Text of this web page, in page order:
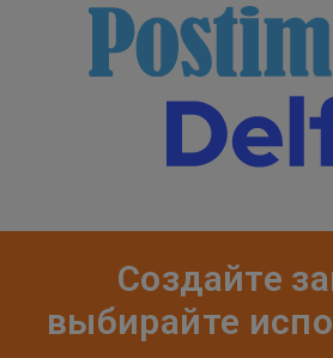
Создайте
выбирайте